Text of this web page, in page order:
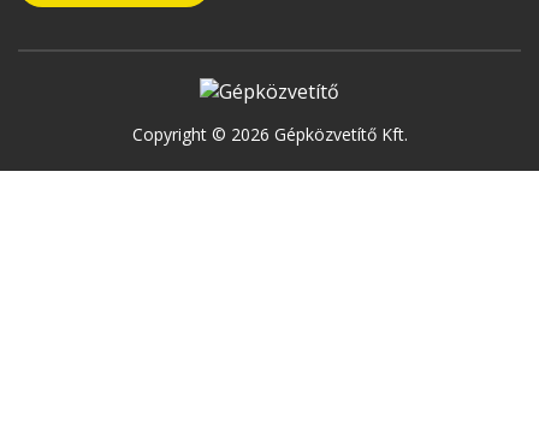
Copyright © 2026 Gépközvetítő Kft.